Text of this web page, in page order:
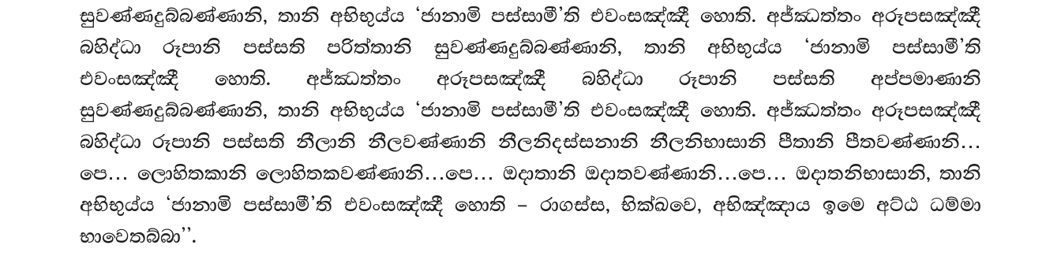
සුවණ්ණදුබ්බණ්ණානි, තානි අභිභුය්ය ‘ජානාමි පස්සාමී’ති එවංසඤ්ඤී හොති. අජ්ඣත්තං අරූපසඤ්ඤී
බහිද්ධා රූපානි පස්සති පරිත්තානි සුවණ්ණදුබ්බණ්ණානි, තානි අභිභුය්ය ‘ජානාමි පස්සාමී’ති
එවංසඤ්ඤී හොති. අජ්ඣත්තං අරූපසඤ්ඤී බහිද්ධා රූපානි පස්සති අප්පමාණානි
සුවණ්ණදුබ්බණ්ණානි, තානි අභිභුය්ය ‘ජානාමි පස්සාමී’ති එවංසඤ්ඤී හොති. අජ්ඣත්තං අරූපසඤ්ඤී
බහිද්ධා රූපානි පස්සති නීලානි නීලවණ්ණානි නීලනිදස්සනානි නීලනිභාසානි පීතානි පීතවණ්ණානි…
පෙ… ලොහිතකානි ලොහිතකවණ්ණානි…පෙ… ඔදාතානි ඔදාතවණ්ණානි…පෙ… ඔදාතනිභාසානි, තානි
අභිභුය්ය ‘ජානාමි පස්සාමී’ති එවංසඤ්ඤී හොති – රාගස්ස, භික්ඛවෙ, අභිඤ්ඤාය ඉමෙ අට්ඨ ධම්මා
භාවෙතබ්බා’’.